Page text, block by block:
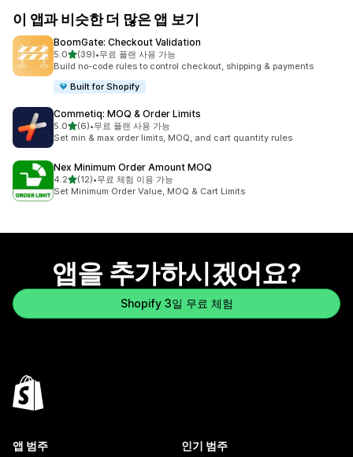
이 앱과 비슷한 더 많은 앱 보기
BoomGate: Checkout Validation
5.0별 5개 중
(39)
총 리뷰 39개
•무료 플랜 사용 가능
Build no-code rules to control checkout, shipping & payments
Built for Shopify
Commetiq: MOQ & Order Limits
5.0별 5개 중
(6)
총 리뷰 6개
•무료 플랜 사용 가능
Set min & max order limits, MOQ, and cart quantity rules
Nex Minimum Order Amount MOQ
4.2별 5개 중
(12)
총 리뷰 12개
•무료 체험 이용 가능
Set Minimum Order Value, MOQ & Cart Limits
앱을 추가하시겠어요?
Shopify 3일 무료 체험
앱 범주 인기 범주